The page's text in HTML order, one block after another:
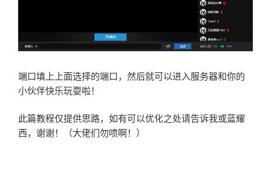
端口填上上面选择的端口，然后就可以进入服务器和你的
小伙伴快乐玩耍啦！
此篇教程仅提供思路，如有可以优化之处请告诉我或蓝耀
西，谢谢！（大佬们勿喷啊！）